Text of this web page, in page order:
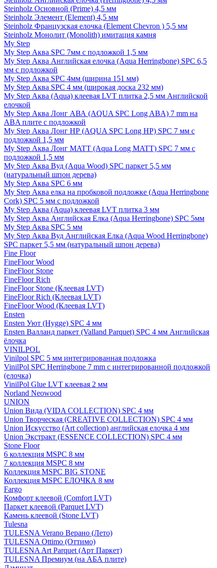
Steinholz Основной (Prime) 4,5 мм
Steinholz Элемент (Element) 4,5 мм
Steinholz Французская елочка (Element Chevron ) 5,5 мм
Steinholz Монолит (Monolith) имитация камня
My Step
My Step Аква SPC 7мм c подложкой 1,5 мм
My Step Аква Английская елочка (Aqua Herringbone) SPC 6,5
мм с подложкой
My Step Аква SPC 4мм (ширина 151 мм)
My Step Аква SPC 4 мм (широкая доска 232 мм)
My Step Аква (Aqua) клеевая LVT плитка 2,5 мм Английской
елочкой
My Step Аква Лонг АВА (AQUA SPC Long ABA) 7 mm на
ABA плите с подложкой
My Step Аква Лонг НР (AQUA SPC Long HP) SPC 7 мм с
подложкой 1,5 мм
My Step Аква Лонг MATT (Aqua Long MATT) SPC 7 мм с
подложкой 1,5 мм
My Step Аква Вуд (Aqua Wood) SPC паркет 5,5 мм
(натуральный шпон дерева)
My Step Аква SPC 6 мм
My Step Аква елка на пробковой подложке (Aqua Herringbone
Cork) SPC 5 мм с подложкой
My Step Аква (Aqua) клеевая LVT плитка 3 мм
My Step Аква Английская Елка (Aqua Herringbone) SPC 5мм
My Step Аква SPC 5 мм
My Step Аква Вуд Английская Елка (Aqua Wood Herringbone)
SPC паркет 5,5 мм (натуральный шпон дерева)
Fine Floor
FineFloor Wood
FineFloor Stone
FineFloor Rich
FineFloor Stone (Клеевая LVT)
FineFloor Rich (Клеевая LVT)
FineFloor Wood (Клеевая LVT)
Ensten
Ensten Уют (Hygge) SPC 4 мм
Ensten Валланд паркет (Valland Parquet) SPC 4 мм Английская
ёлочка
VINILPOL
Vinilpol SPC 5 мм интегрированная подложка
VinilPol SPC Herringbone 7 mm с интегрированной подложкой
(елочка)
VinilPol Glue LVT клеевая 2 мм
Norland Neowood
UNION
Union Вида (VIDA COLLECTION) SPC 4 мм
Union Творческая (CREATIVE COLLECTION) SPC 4 мм
Union Искусство (Art collection) английская елочка 4 мм
Union Экстракт (ESSENCE COLLECTION) SPC 4 мм
Stone Floor
6 коллекция MSPC 8 мм
7 коллекция MSPC 8 мм
Коллекция MSPC BIG STONE
Коллекция MSPC ЕЛОЧКА 8 мм
Fargo
Комфорт клеевой (Comfort LVT)
Паркет клеевой (Parquet LVT)
Камень клеевой (Stone LVT)
Tulesna
TULESNA Verano Верано (Лето)
TULESNA Ottimo (Оттимо)
TULESNA Art Parquet (Арт Паркет)
TULESNA Премиум (на АБА плите)